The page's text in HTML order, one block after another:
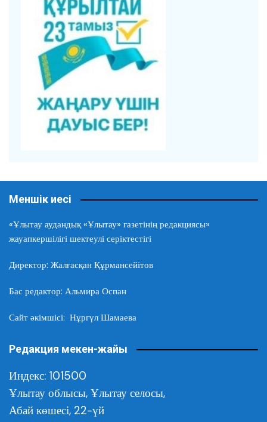
Меншік иесі
«Ұлытау аудандық «Ұлытау» газетінің редакциясы»
жауапкершілігі шектеулі серіктестігі
Директор: Жалғасқан Құрмансейітов
Бас редактор: Альмира Оспан
Сайт әкімшісі: Нұргүл Шамаева
Редакция мекен-жайы
Индекс: 101500
Ұлытау облысы, Ұлытау селосы,
Абай көшесі, 22-үй